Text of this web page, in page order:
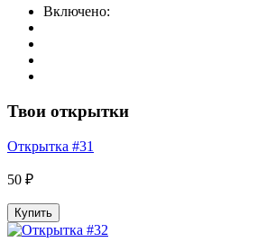
Включено:
Твои открытки
Открытка #31
50 ₽
Купить